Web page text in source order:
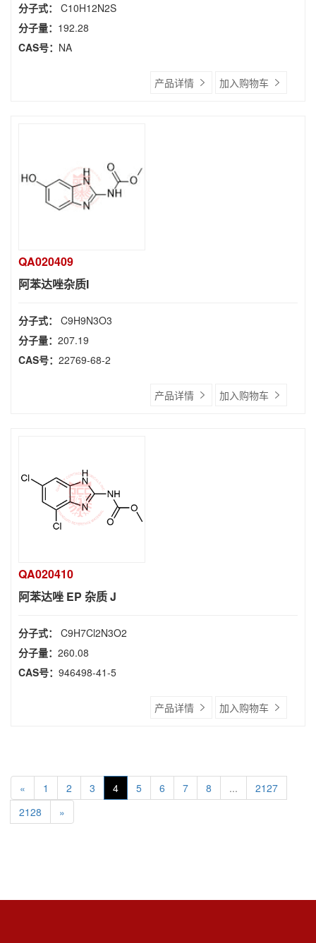
分子式： C10H12N2S
分子量： 192.28
CAS号： NA
产品详情 加入购物车
QA020409
阿苯达唑杂质I
分子式： C9H9N3O3
分子量： 207.19
CAS号： 22769-68-2
产品详情 加入购物车
QA020410
阿苯达唑 EP 杂质 J
分子式： C9H7Cl2N3O2
分子量： 260.08
CAS号： 946498-41-5
产品详情 加入购物车
« 1 2 3 4 5 6 7 8 ...
2127
2128
»